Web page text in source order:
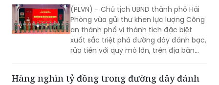
(PLVN) - Chủ tịch UBND thành phố Hải
Phòng vừa gửi thư khen lực lượng Công
an thành phố vì thành tích đặc biệt
xuất sắc triệt phá đường dây đánh bạc,
rửa tiền với quy mô lớn, trên địa bàn
Hàng nghìn tỷ đồng trong đường dây đánh